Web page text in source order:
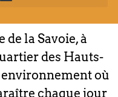
la Savoie, à
des Hauts-
environnement où
chaque jour